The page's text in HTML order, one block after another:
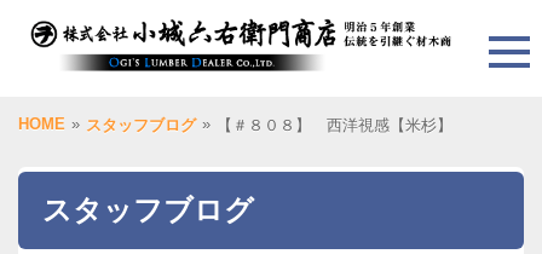
HOME » スタッフブログ » 【＃８０８】 西洋視感【米杉】
スタッフブログ